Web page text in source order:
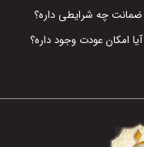
ضمانت چه شرایطی داره؟
آیا امکان عودت وجود داره؟